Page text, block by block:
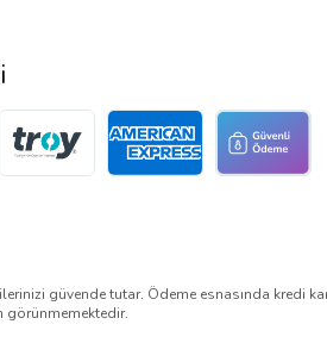
güvende tutar. Ödeme esnasında kredi
görünmemektedir.